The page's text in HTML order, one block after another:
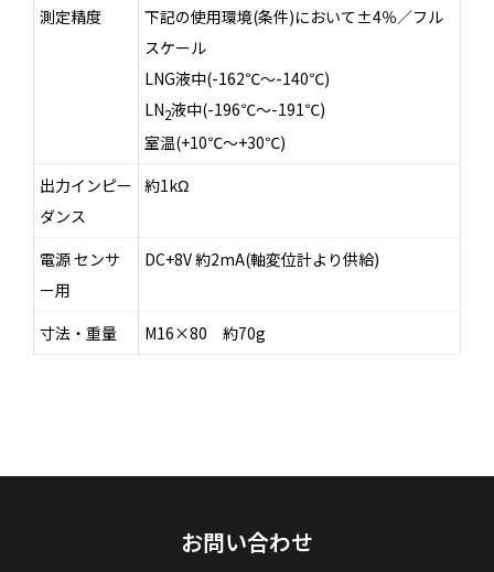
測定精度
下記の使用環境(条件)において±4％／フル
スケール
LNG液中(-162℃～-140℃)
LN2液中(-196℃～-191℃)
室温(+10℃～+30℃)
出力インピー
ダンス
約1kΩ
電源 センサ
ー用
DC+8V 約2mA(軸変位計より供給)
寸法・重量 M16×80 約70g
お問い合わせ